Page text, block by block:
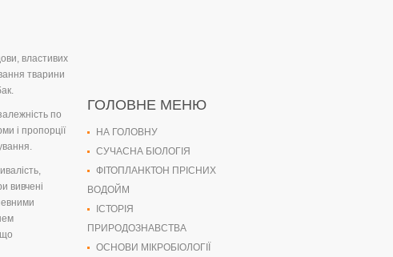
властивих
тварини
по
і пропорції
вивчені
що
ГОЛОВНЕ МЕНЮ
НА ГОЛОВНУ
СУЧАСНА БІОЛОГІЯ
ФІТОПЛАНКТОН ПРІСНИХ
ВОДОЙМ
ІСТОРІЯ
ПРИРОДОЗНАВСТВА
ОСНОВИ МІКРОБІОЛОГІЇ